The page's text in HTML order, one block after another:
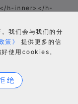
</h-inner></h-
inner></h-char>
德国<h-
inner>、
、</h-
我们会与我们的分
策》
提供更多的信
使用cookies。
绝